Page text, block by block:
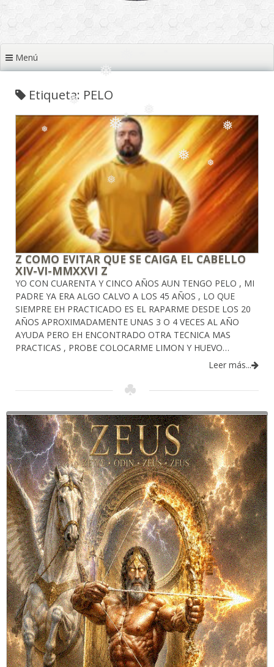
❅
❅ ❅
❅
❅
❅
❅
❅
❅
❅
❅ ❅
❅ ❅
❅
❅
Menú
Etiqueta: PELO
Z COMO EVITAR QUE SE CAIGA EL CABELLO
XIV-VI-MMXXVI Z
YO CON CUARENTA Y CINCO AÑOS AUN TENGO PELO , MI
PADRE YA ERA ALGO CALVO A LOS 45 AÑOS , LO QUE
SIEMPRE EH PRACTICADO ES EL RAPARME DESDE LOS 20
AÑOS APROXIMADAMENTE UNAS 3 O 4 VECES AL AÑO
AYUDA PERO EH ENCONTRADO OTRA TECNICA MAS
PRACTICAS , PROBE COLOCARME LIMON Y HUEVO…
Leer más...